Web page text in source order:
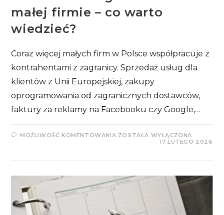
małej firmie – co warto
wiedzieć?
Coraz więcej małych firm w Polsce współpracuje z
kontrahentami z zagranicy. Sprzedaż usług dla
klientów z Unii Europejskiej, zakupy
oprogramowania od zagranicznych dostawców,
faktury za reklamy na Facebooku czy Google,…
MOŻLIWOŚĆ KOMENTOWANIA ROZLICZENIA
ZAGRANICZNE
CO
WARTO
WIEDZIEĆ?
ZOSTAŁA WYŁĄCZONA
17 LUTEGO 2026